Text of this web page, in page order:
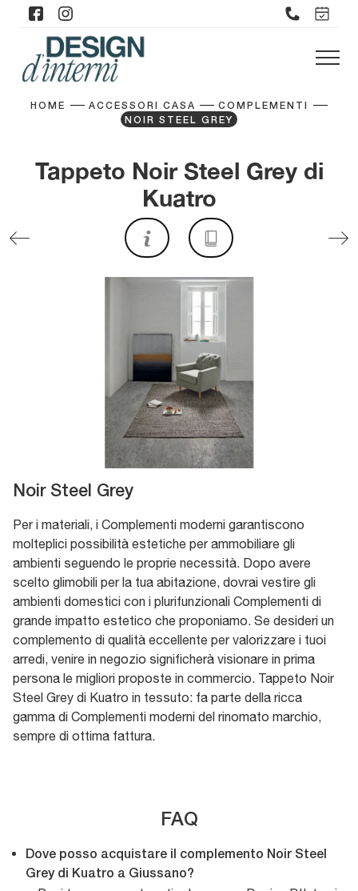
HOME ACCESSORI CASA
COMPLEMENTI
NOIR STEEL GREY
Tappeto Noir Steel Grey di
Kuatro
Noir Steel Grey
Per i materiali, i Complementi moderni garantiscono
molteplici possibilità estetiche per ammobiliare gli
ambienti seguendo le proprie necessità. Dopo avere
scelto glimobili per la tua abitazione, dovrai vestire gli
ambienti domestici con i plurifunzionali Complementi di
grande impatto estetico che proponiamo. Se desideri un
complemento di qualità eccellente per valorizzare i tuoi
arredi, venire in negozio significherà visionare in prima
persona le migliori proposte in commercio. Tappeto Noir
Steel Grey di Kuatro in tessuto: fa parte della ricca
gamma di Complementi moderni del rinomato marchio,
sempre di ottima fattura.
FAQ
Dove posso acquistare il complemento Noir Steel
Grey di Kuatro a Giussano?